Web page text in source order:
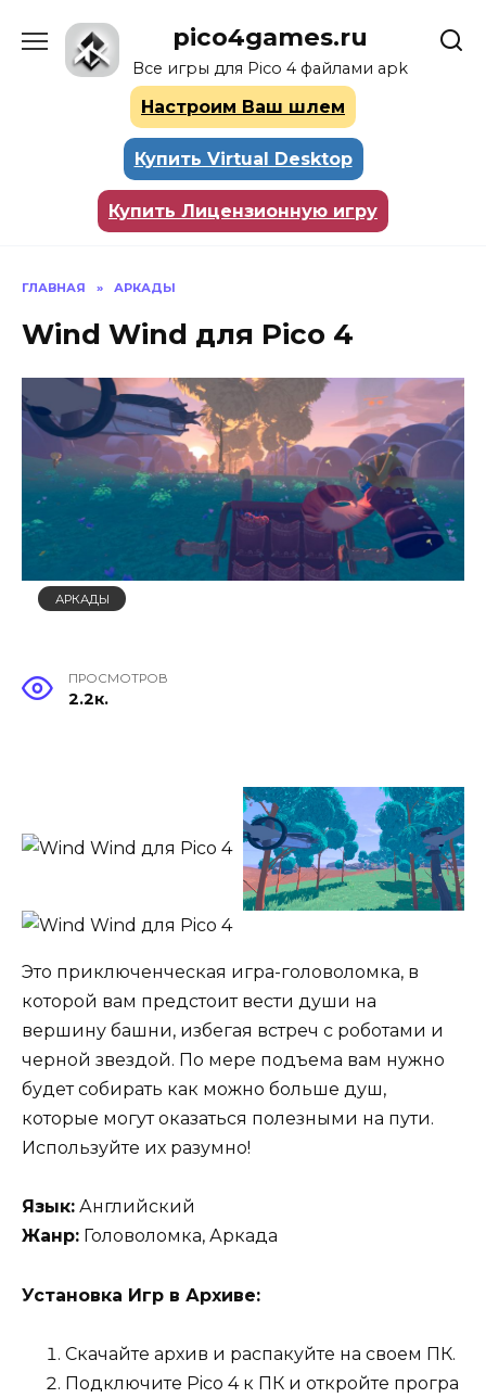
содержанию
pico4games.ru
Все игры для Pico 4 файлами apk
Настроим Ваш шлем
Купить Virtual Desktop
Купить Лицензионную игру
ГЛАВНАЯ » АРКАДЫ
Wind Wind для Pico 4
АРКАДЫ
ПРОСМОТРОВ
2.2к.
Это приключенческая игра-головоломка, в
которой вам предстоит вести души на
вершину башни, избегая встреч с роботами и
черной звездой. По мере подъема вам нужно
будет собирать как можно больше душ,
которые могут оказаться полезными на пути.
Используйте их разумно!
Язык: Английский
Жанр: Головоломка, Аркада
Установка Игр в Архиве:
Скачайте архив и распакуйте на своем ПК.
Подключите Pico 4 к ПК и откройте програ